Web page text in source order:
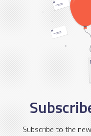
Subscribe to the